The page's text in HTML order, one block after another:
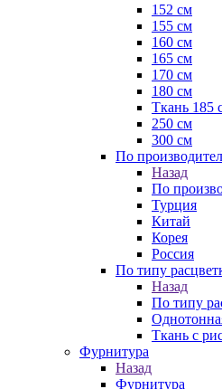
152 см
155 см
160 см
165 см
170 см
180 см
Ткань 185
250 см
300 см
По
Назад
По
Турция
Китай
Корея
Россия
По типу
Назад
По типу
Ткань с
Фурнитура
Назад
Фурнитура